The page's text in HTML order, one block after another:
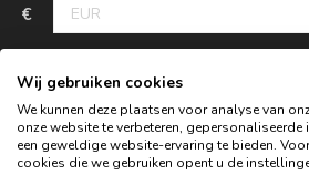
€
Wij gebruiken cookies
We kunnen deze plaatsen voor analyse van
onze website te verbeteren,
een geweldige website-ervaring te bieden.
cookies die we gebruiken opent u de